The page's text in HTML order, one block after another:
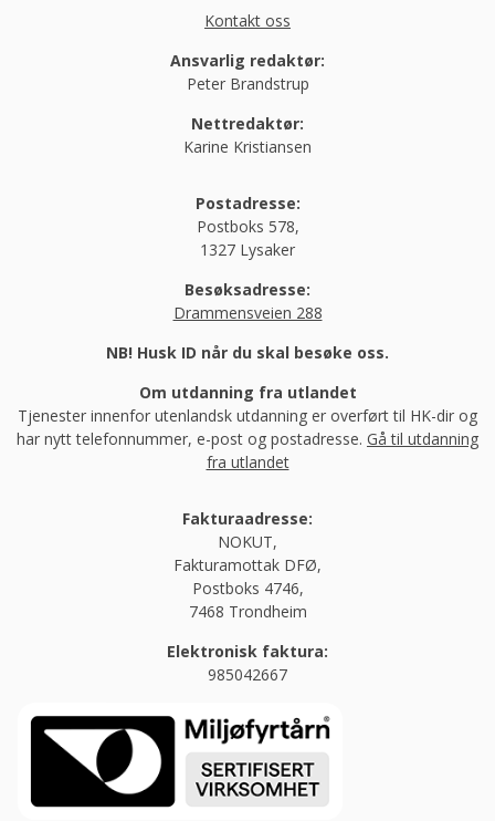
Kontakt oss
Ansvarlig redaktør:
Peter Brandstrup
Nettredaktør:
Karine Kristiansen
Postadresse:
Postboks 578,
1327 Lysaker
Besøksadresse:
Drammensveien 288
NB! Husk ID når du skal besøke oss.
Om utdanning fra utlandet
Tjenester innenfor utenlandsk utdanning er overført til HK-dir og
har nytt telefonnummer, e-post og postadresse. Gå til utdanning
fra utlandet
Fakturaadresse:
NOKUT,
Fakturamottak DFØ,
Postboks 4746,
7468 Trondheim
Elektronisk faktura:
985042667